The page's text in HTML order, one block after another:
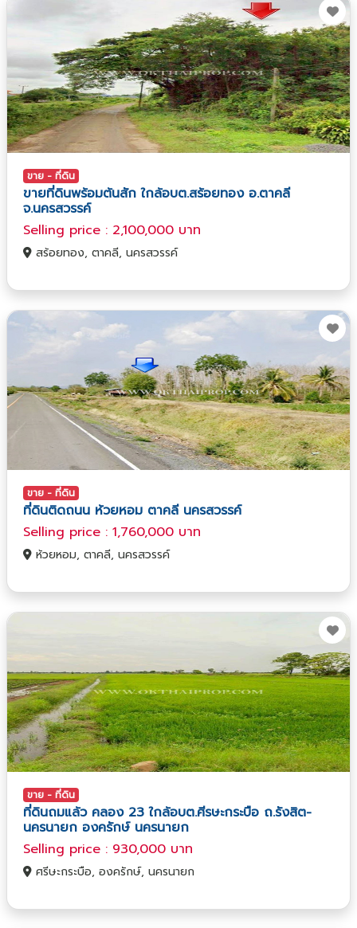
ขาย - ที่ดิน
ขายที่ดินพร้อมต้นสัก ใกล้อบต.สร้อยทอง อ.ตาคลี
จ.นครสวรรค์
Selling price : 2,100,000 บาท
สร้อยทอง, ตาคลี, นครสวรรค์
ขาย - ที่ดิน
ที่ดินติดถนน ห้วยหอม ตาคลี นครสวรรค์
Selling price : 1,760,000 บาท
ห้วยหอม, ตาคลี, นครสวรรค์
ขาย - ที่ดิน
ที่ดินถมแล้ว คลอง 23 ใกล้อบต.ศีรษะกระบือ ถ.รังสิต-
นครนายก องครักษ์ นครนายก
Selling price : 930,000 บาท
ศรีษะกระบือ, องครักษ์, นครนายก